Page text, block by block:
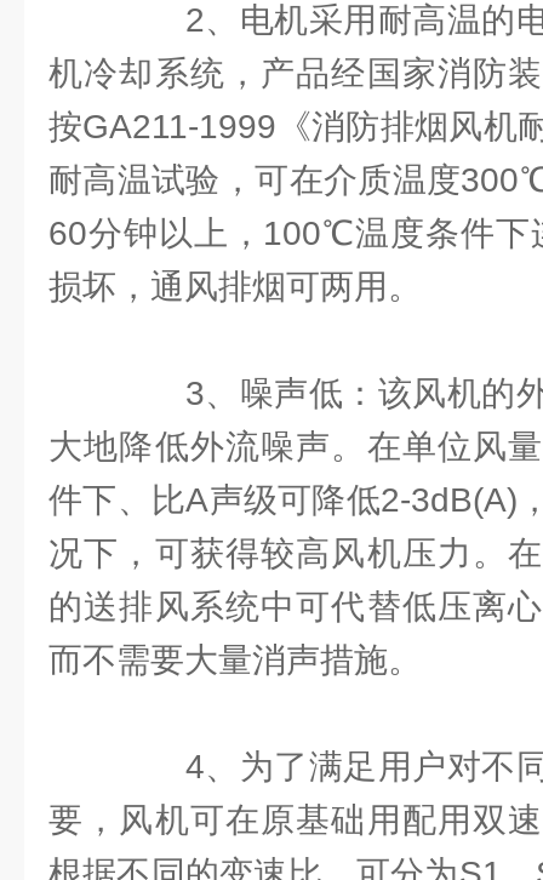
2、电机采用耐高温的电
机冷却系统，产品经国家消防
按GA211-1999《消防排烟风机
耐高温试验，可在介质温度
60分钟以上，100℃温度条件下
损坏，通风排烟可两用。
3、噪声低：该风机的外
大地降低外流噪声。在单位风
件下、比A声级可降低2-3dB(A)
况下，可获得较高风机压力。
的送排风系统中可代替低压离
而不需要大量消声措施。
4、为了满足用户对不同
要，风机可在原基础用配用双